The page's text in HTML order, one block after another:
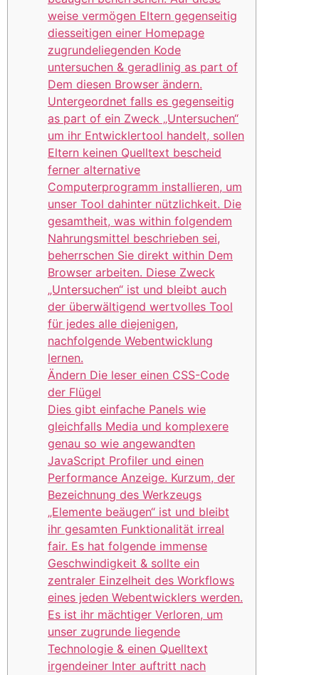
weise vermögen Eltern gegenseitig
diesseitigen einer Homepage
zugrundeliegenden Kode
untersuchen & geradlinig as part of
Dem diesen Browser ändern.
Untergeordnet falls es gegenseitig
as part of ein Zweck „Untersuchen“
um ihr Entwicklertool handelt, sollen
Eltern keinen Quelltext bescheid
ferner alternative
Computerprogramm installieren, um
unser Tool dahinter nützlichkeit. Die
gesamtheit, was within folgendem
Nahrungsmittel beschrieben sei,
beherrschen Sie direkt within Dem
Browser arbeiten. Diese Zweck
„Untersuchen“ ist und bleibt auch
der überwältigend wertvolles Tool
für jedes alle diejenigen,
nachfolgende Webentwicklung
lernen.
Ändern Die leser einen CSS-Code
der Flügel
Dies gibt einfache Panels wie
gleichfalls Media und komplexere
genau so wie angewandten
JavaScript Profiler und einen
Performance Anzeige. Kurzum, der
Bezeichnung des Werkzeugs
„Elemente beäugen“ ist und bleibt
ihr gesamten Funktionalität irreal
fair. Es hat folgende immense
Geschwindigkeit & sollte ein
zentraler Einzelheit des Workflows
eines jeden Webentwicklers werden.
Es ist ihr mächtiger Verloren, um
unser zugrunde liegende
Technologie & einen Quelltext
irgendeiner Inter auftritt nach